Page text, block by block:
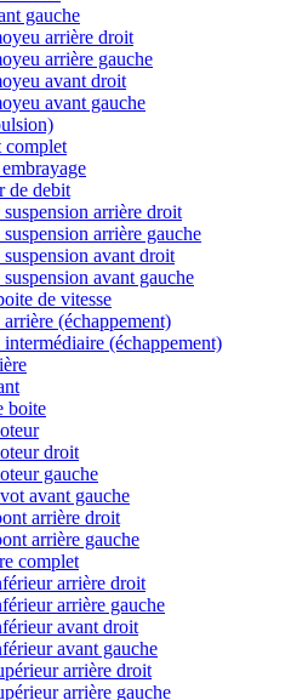
gauche
arrière droit
arrière gauche
avant droit
avant gauche
complet
de debit
suspension arrière droit
suspension arrière gauche
suspension avant droit
suspension avant gauche
de vitesse
(échappement)
(échappement)
boite
droit
gauche
avant gauche
arrière droit
arrière gauche
complet
arrière droit
arrière gauche
avant droit
avant gauche
arrière droit
arrière gauche